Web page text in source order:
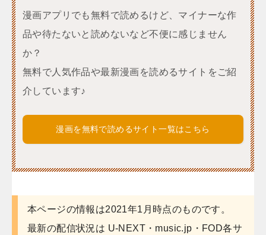
漫画アプリでも無料で読めるけど、マイナーな作
品や待たないと読めないなど不便に感じません
か？
無料で人気作品や最新漫画を読めるサイトをご紹
介しています♪
漫画を無料で読めるサイト一覧はこちら
本ページの情報は2021年1月時点のものです。
最新の配信状況は U-NEXT・music.jp・FOD各サ